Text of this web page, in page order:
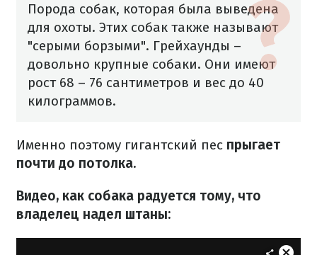
Порода собак, которая была выведена
для охоты. Этих собак также называют
"серыми борзыми". Грейхаунды –
довольно крупные собаки. Они имеют
рост 68 – 76 сантиметров и вес до 40
килограммов.
Именно поэтому гигантский пес прыгает
почти до потолка.
Видео, как собака радуется тому, что
владелец надел штаны: